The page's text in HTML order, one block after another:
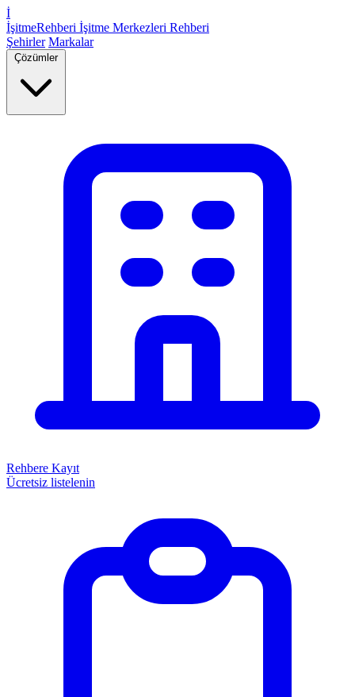
İ
İşitmeRehberi İşitme Merkezleri Rehberi
Şehirler Markalar
Çözümler
Rehbere Kayıt
Ücretsiz listelenin